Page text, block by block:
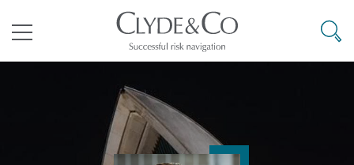
Business Jets
商业
Commercial Arbitration
Energy & Natural Resources
Bermuda Form
Construction Disputes
Anti-Bribery & Corruption
目录
其礼律所事务所
搜寻